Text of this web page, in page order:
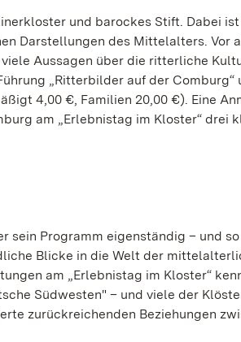
und barockes Stift. Dabei ist
Darstellungen des Mittelalters. Vor
Aussagen über die ritterliche
„Ritterbilder auf der Comburg“
4,00 €, Familien 20,00 €). Eine
am „Erlebnistag im Kloster“ drei
sein Programm eigenständig – und
Blicke in die Welt der
am „Erlebnistag im Kloster“
Südwesten" – und viele der
zurückreichenden Beziehungen